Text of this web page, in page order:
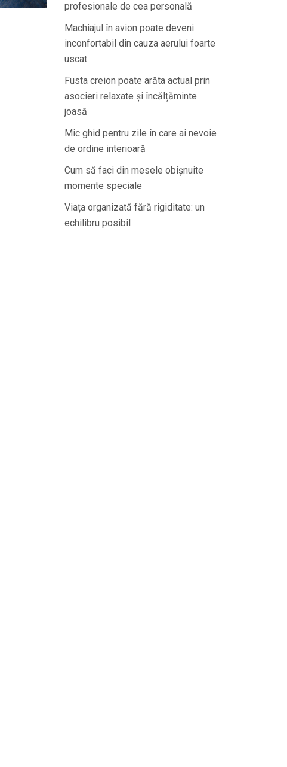
profesionale de cea personală
Machiajul în avion poate deveni
inconfortabil din cauza aerului foarte
uscat
Fusta creion poate arăta actual prin
asocieri relaxate și încălțăminte
joasă
Mic ghid pentru zile în care ai nevoie
de ordine interioară
Cum să faci din mesele obișnuite
momente speciale
Viața organizată fără rigiditate: un
echilibru posibil